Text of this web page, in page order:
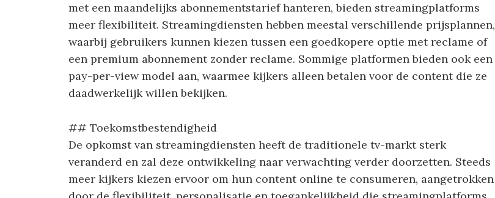
met een maandelijks abonnementstarief hanteren, bieden streamingplatforms
meer flexibiliteit. Streamingdiensten hebben meestal verschillende prijsplannen,
waarbij gebruikers kunnen kiezen tussen een goedkopere optie met reclame of
een premium abonnement zonder reclame. Sommige platformen bieden ook een
pay-per-view model aan, waarmee kijkers alleen betalen voor de content die ze
daadwerkelijk willen bekijken.
## Toekomstbestendigheid
De opkomst van streamingdiensten heeft de traditionele tv-markt sterk
veranderd en zal deze ontwikkeling naar verwachting verder doorzetten. Steeds
meer kijkers kiezen ervoor om hun content online te consumeren, aangetrokken